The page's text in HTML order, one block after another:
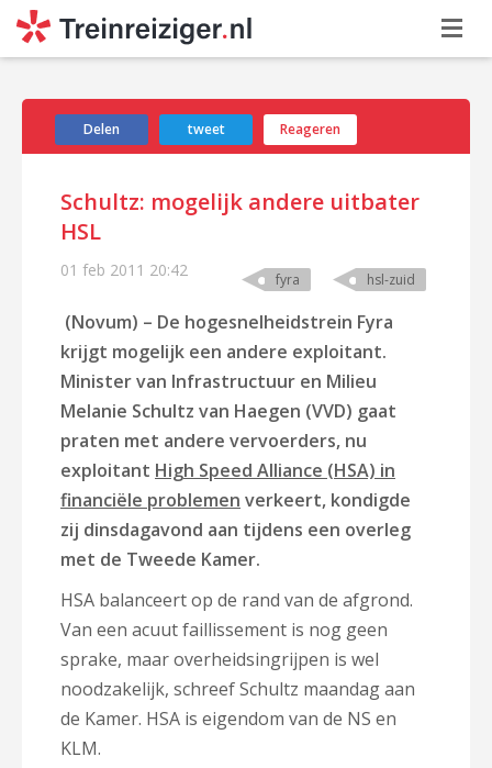
Delen tweet Reageren
Schultz: mogelijk andere uitbater
HSL
01 feb 2011 20:42 fyra hsl-zuid
(Novum) – De hogesnelheidstrein Fyra
krijgt mogelijk een andere exploitant.
Minister van Infrastructuur en Milieu
Melanie Schultz van Haegen (VVD) gaat
praten met andere vervoerders, nu
exploitant High Speed Alliance (HSA) in
financiële problemen verkeert, kondigde
zij dinsdagavond aan tijdens een overleg
met de Tweede Kamer.
HSA balanceert op de rand van de afgrond.
Van een acuut faillissement is nog geen
sprake, maar overheidsingrijpen is wel
noodzakelijk, schreef Schultz maandag aan
de Kamer. HSA is eigendom van de NS en
KLM.